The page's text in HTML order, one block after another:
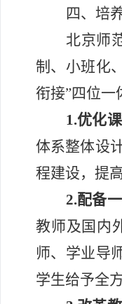
四、培
北京师
制、小班化
衔接”四位一
1.优化
体系整体设
程建设，提
2.配备
教师及国内
师、学业导
学生给予全